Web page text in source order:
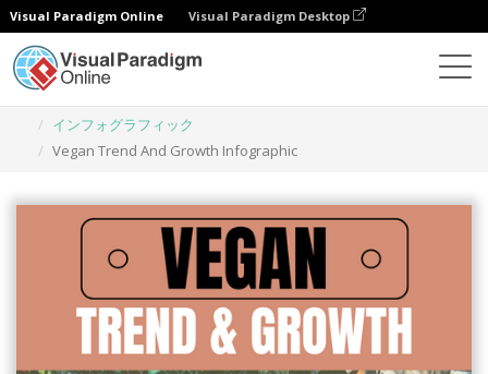
Visual Paradigm Online Visual Paradigm Desktop
インフォグラフィック
Vegan Trend And Growth Infographic